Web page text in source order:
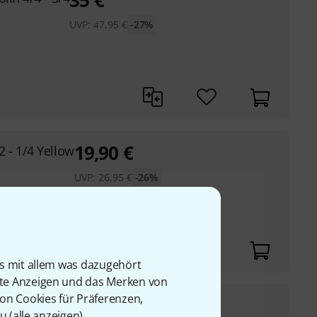
mit allem was dazugehört
Anzeigen und das Merken von
Cookies für Präferenzen,
UVP:47,95 € -27%
- 1/4 Yellow19,90 €
UVP: 26,95 € -26%
- 3/4 Black21€